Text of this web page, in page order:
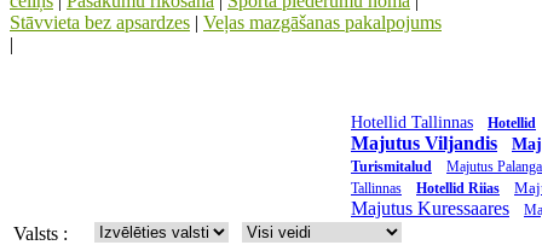
Stāvvieta bez apsardzes | Veļas mazgāšanas pakalpojums
|
Hotellid Tallinnas Hotellid
Majutus Viljandis
Turismitalud
Majutus
Tallinnas
Hotellid Riias
Majutus Kuressaares
Valsts :